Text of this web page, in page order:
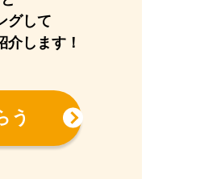
グして
します！
う